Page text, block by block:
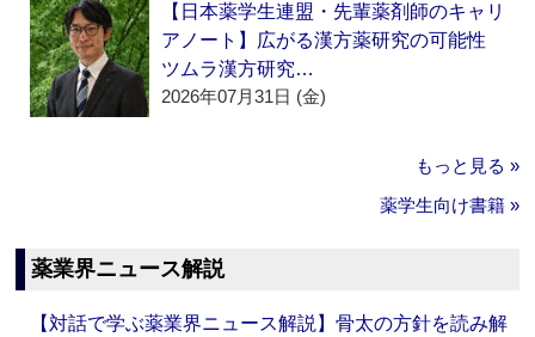
【日本薬学生連盟・先輩薬剤師のキャリ
アノート】広がる漢方薬研究の可能性
ツムラ漢方研究…
2026年07月31日 (金)
もっと見る »
薬学生向け書籍 »
薬業界ニュース解説
【対話で学ぶ薬業界ニュース解説】骨太の方針を読み解